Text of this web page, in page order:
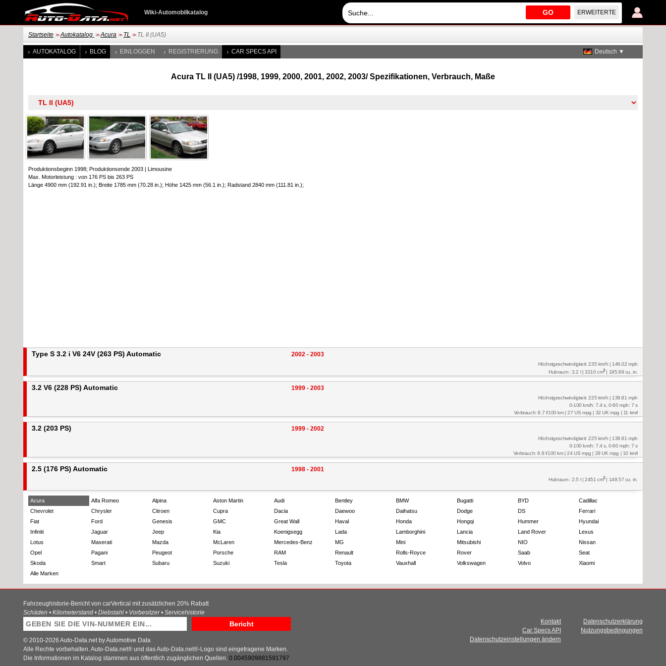
GO ERWEITERTE
Wiki-Automobilkatalog
Startseite >> Autokatalog >> Acura >> TL >> TL II (UA5)
AUTOKATALOG BLOG EINLOGGEN REGISTRIERUNG CAR SPECS API Deutsch ▼
Acura TL II (UA5) /1998, 1999, 2000, 2001, 2002, 2003/ Spezifikationen, Verbrauch, Maße
Produktionsbeginn 1998; Produktionsende 2003 | Limousine
Max. Motorleistung : von 176 PS bis 263 PS
Länge 4900 mm (192.91 in.); Breite 1785 mm (70.28 in.); Höhe 1425 mm (56.1 in.); Radstand 2840 mm (111.81 in.);
Type S 3.2 i V6 24V (263 PS) Automatic 2002 - 2003
Höchstgeschwindigkeit: 235 km/h | 146.02 mph
Hubraum : 3.2 l | 3210 cm3| 195.89 cu. in.
3.2 V6 (228 PS) Automatic 1999 - 2003
Höchstgeschwindigkeit: 225 km/h | 139.81 mph
0-100 km/h: 7.4 s, 0-60 mph: 7 s
Verbrauch: 8.7 l/100 km | 27 US mpg | 32 UK mpg | 11 km/l
3.2 (203 PS) 1999 - 2002
Höchstgeschwindigkeit: 225 km/h | 139.81 mph
0-100 km/h: 7.4 s, 0-60 mph: 7 s
Verbrauch: 9.8 l/100 km | 24 US mpg | 29 UK mpg | 10 km/l
2.5 (176 PS) Automatic 1998 - 2001
Hubraum : 2.5 l | 2451 cm3| 149.57 cu. in.
Acura Alfa Romeo Alpina Aston Martin Audi Bentley BMW Bugatti BYD
Cadillac
Chevrolet
Chrysler Citroen Cupra Dacia Daewoo Daihatsu Dodge DS
Ferrari
Fiat
Ford Genesis GMC Great Wall Haval Honda Hongqi Hummer
Hyundai
Infiniti
Jaguar Jeep Kia Koenigsegg Lada Lamborghini Lancia Land Rover
Lexus
Lotus
Maserati Mazda McLaren Mercedes-Benz MG Mini Mitsubishi NIO
Nissan
Opel
Pagani Peugeot Porsche RAM Renault Rolls-Royce Rover Saab
Seat
Skoda
Smart Subaru Suzuki Tesla Toyota Vauxhall Volkswagen Volvo
Xiaomi
Alle Marken
Fahrzeughistorie-Bericht von carVertical mit zusätzlichen 20% Rabatt
Schäden • Kilometerstand • Diebstahl • Vorbesitzer • Servicehistorie
Bericht
Datenschutzerklärung
Nutzungsbedingungen
Kontakt
Car Specs API
Datenschutzeinstellungen ändern
© 2010-2026 Auto-Data.net by Automotive Data
Alle Rechte vorbehalten. Auto-Data.net® und das Auto-Data.net®-Logo sind eingetragene Marken.
Die Informationen im Katalog stammen aus öffentlich zugänglichen Quellen. 0.0045909881591797